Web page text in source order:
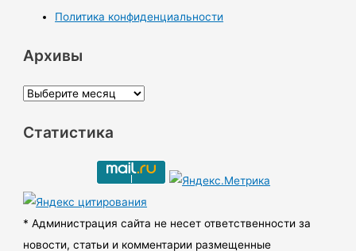
Политика конфиденциальности
Архивы
А
х
ы
Статистика
* Администрация сайта не несет ответственности за
новости, статьи и комментарии размещенные